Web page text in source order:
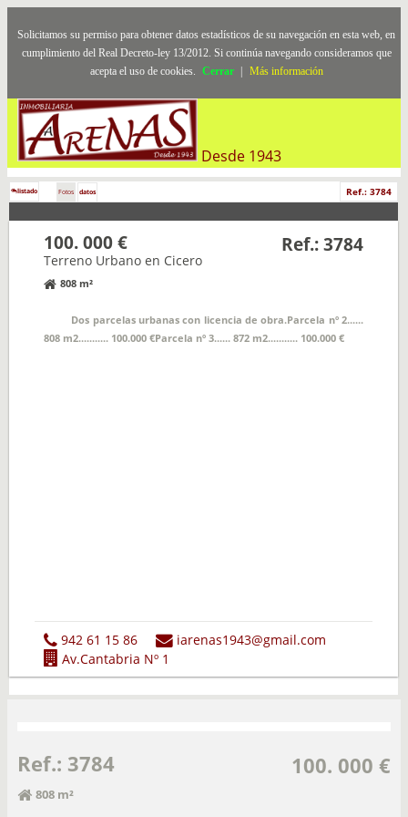
Solicitamos su permiso para obtener datos estadísticos de su navegación en esta web, en
cumplimiento del Real Decreto-ley 13/2012. Si continúa navegando consideramos que
acepta el uso de cookies. Cerrar Más información
Desde 1943
listado Fotos datos Ref.: 3784
100. 000 € Ref.: 3784
Terreno Urbano en Cicero
808 m²
Dos parcelas urbanas con licencia de obra.Parcela nº 2......
808 m2........... 100.000 €Parcela nº 3...... 872 m2........... 100.000 €
942 61 15 86
iarenas1943@gmail.com
Av.Cantabria Nº 1
Ref.: 3784 100. 000 €
808 m²